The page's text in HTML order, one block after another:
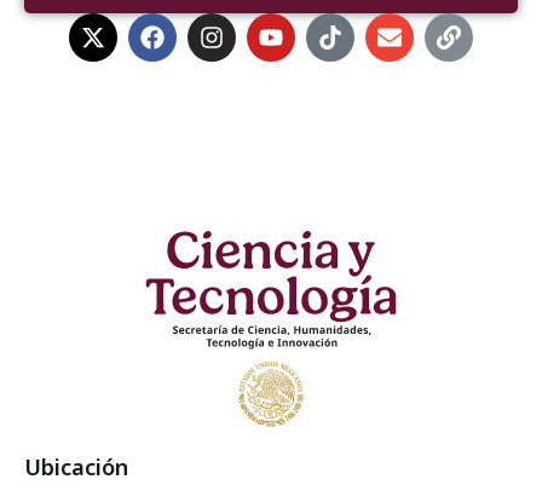
Ubicación